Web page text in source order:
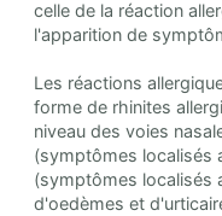
celle de la réaction
l'apparition de
Les réactions
forme de rhinites
niveau des voies
(symptômes localisés
(symptômes localisés
d'oedèmes et